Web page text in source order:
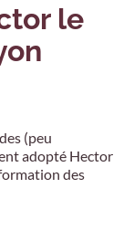
le
(peu
adopté Hector
des